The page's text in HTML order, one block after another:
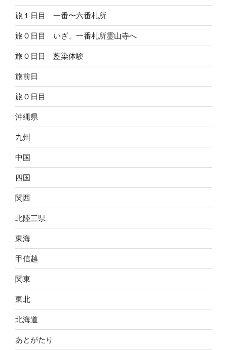
旅１日目 一番〜六番札所
旅０日目 いざ、一番札所霊山寺へ
旅０日目 藍染体験
旅前日
旅０日目
沖縄県
九州
中国
四国
関西
北陸三県
東海
甲信越
関東
東北
北海道
あとがたり